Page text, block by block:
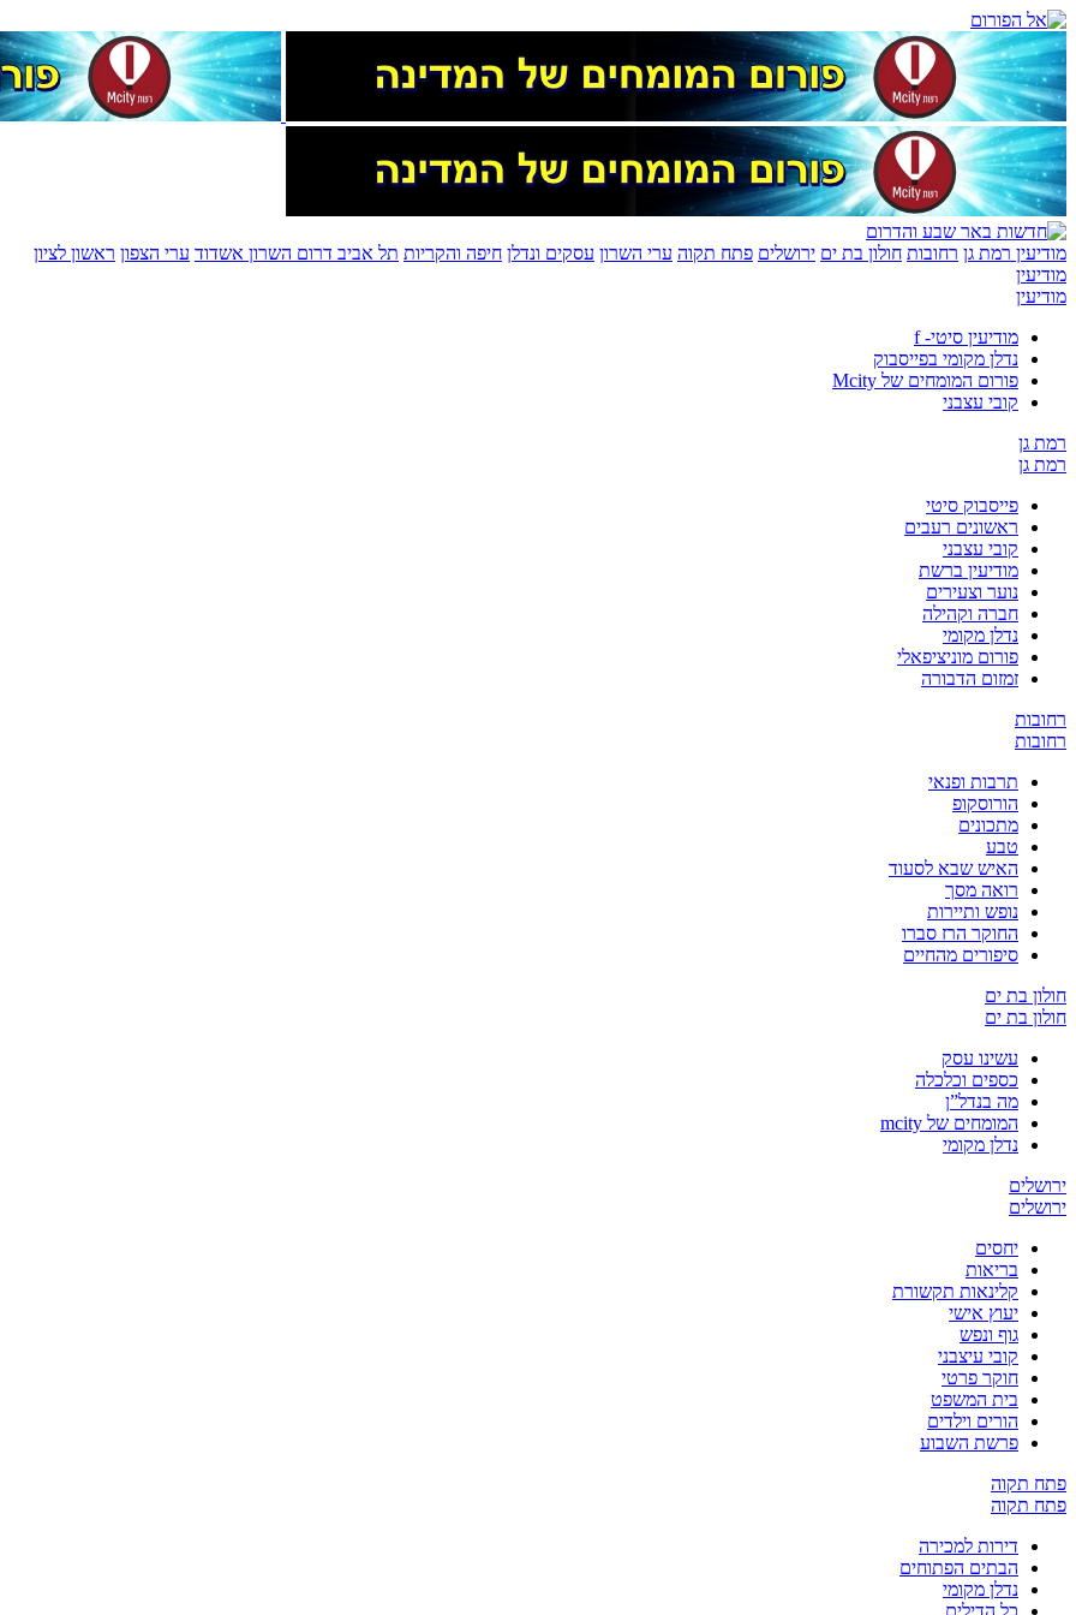
מודיעין רמת גן רחובות חולון בת ים ירושלים פתח תקוה ערי השרון עסקים ונדלן חיפה והקריות תל אביב דרום השרון אשדוד ערי הצפון ראשון לציון
מודיעין
מודיעין
מודיעין סיטי- f
נדלן מקומי בפייסבוק
פורום המומחים של Mcity
קובי עצבני
רמת גן
רמת גן
פייסבוק סיטי
ראשונים רעבים
קובי עצבני
מודיעין ברשת
נוער וצעירים
חברה וקהילה
נדלן מקומי
פורום מוניציפאלי
זמזום הדבורה
רחובות
רחובות
תרבות ופנאי
הורוסקופ
מתכונים
טבע
האיש שבא לסעוד
רואה מסך
נופש ותיירות
החוקר הרז סברו
סיפורים מהחיים
חולון בת ים
חולון בת ים
עשינו עסק
כספים וכלכלה
מה בנדל”ן
המומחים של mcity
נדלן מקומי
ירושלים
ירושלים
יחסים
בריאות
קלינאות תקשורת
יעוץ אישי
גוף ונפש
קובי עיצבני
חוקר פרטי
בית המשפט
הורים וילדים
פרשת השבוע
פתח תקוה
פתח תקוה
דירות למכירה
הבתים הפתוחים
נדלן מקומי
כל הדילים